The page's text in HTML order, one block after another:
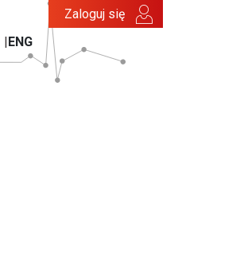
ENG
Zaloguj się